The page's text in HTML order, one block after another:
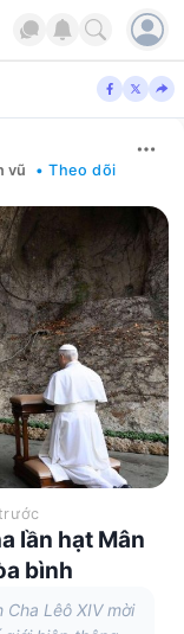
vũ • Theo dõi
lần hạt Mân
bình
Lêô XIV mời